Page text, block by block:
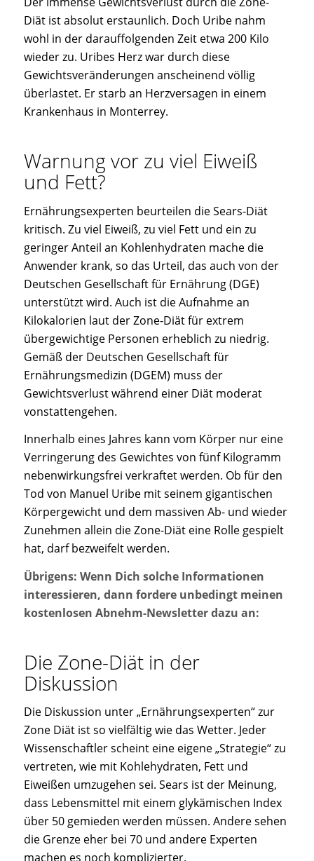
Diät ist absolut erstaunlich. Doch Uribe nahm
wohl in der darauffolgenden Zeit etwa 200 Kilo
wieder zu. Uribes Herz war durch diese
Gewichtsveränderungen anscheinend völlig
überlastet. Er starb an Herzversagen in einem
Krankenhaus in Monterrey.
Warnung vor zu viel Eiweiß
und Fett?
Ernährungsexperten beurteilen die Sears-Diät
kritisch. Zu viel Eiweiß, zu viel Fett und ein zu
geringer Anteil an Kohlenhydraten mache die
Anwender krank, so das Urteil, das auch von der
Deutschen Gesellschaft für Ernährung (DGE)
unterstützt wird. Auch ist die Aufnahme an
Kilokalorien laut der Zone-Diät für extrem
übergewichtige Personen erheblich zu niedrig.
Gemäß der Deutschen Gesellschaft für
Ernährungsmedizin (DGEM) muss der
Gewichtsverlust während einer Diät moderat
vonstattengehen.
Innerhalb eines Jahres kann vom Körper nur eine
Verringerung des Gewichtes von fünf Kilogramm
nebenwirkungsfrei verkraftet werden. Ob für den
Tod von Manuel Uribe mit seinem gigantischen
Körpergewicht und dem massiven Ab- und wieder
Zunehmen allein die Zone-Diät eine Rolle gespielt
hat, darf bezweifelt werden.
Übrigens: Wenn Dich solche Informationen
interessieren, dann fordere unbedingt meinen
kostenlosen Abnehm-Newsletter dazu an:
Die Zone-Diät in der
Diskussion
Die Diskussion unter „Ernährungsexperten“ zur
Zone Diät ist so vielfältig wie das Wetter. Jeder
Wissenschaftler scheint eine eigene „Strategie“ zu
vertreten, wie mit Kohlehydraten, Fett und
Eiweißen umzugehen sei. Sears ist der Meinung,
dass Lebensmittel mit einem glykämischen Index
über 50 gemieden werden müssen. Andere sehen
die Grenze eher bei 70 und andere Experten
machen es noch komplizierter.